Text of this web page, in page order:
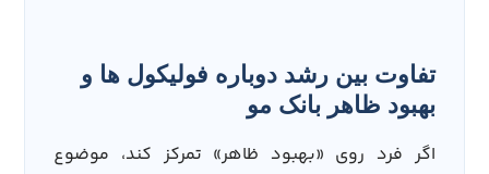
تفاوت بین رشد دوباره فولیکول ها و
بهبود ظاهر بانک مو
اگر فرد روی «بهبود ظاهر» تمرکز کند، موضوع